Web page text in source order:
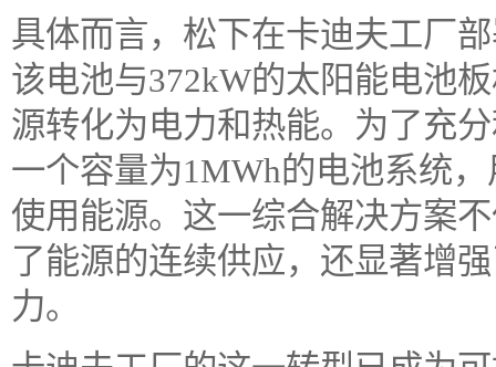
具体而言，松下在卡迪夫工厂
该电池与372kW的太阳能电池
源转化为电力和热能。为了充
一个容量为1MWh的电池系统
使用能源。这一综合解决方案
了能源的连续供应，还显著增
力。